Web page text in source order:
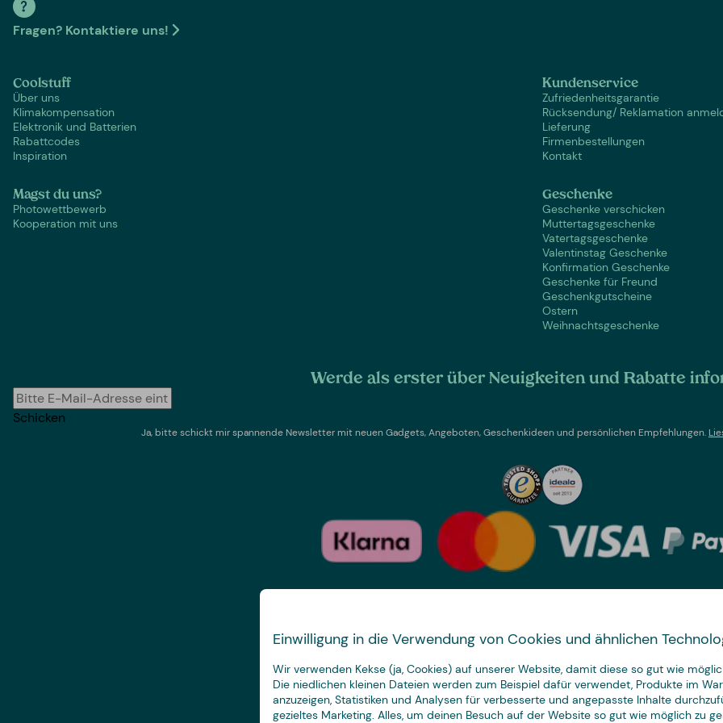
Einwilligung in die Verwendung von Cookies und ähnlichen
Wir verwenden Kekse (ja, Cookies) auf unserer Website, damit diese so gut wie
Die niedlichen kleinen Dateien werden zum Beispiel dafür verwendet, Produkte im
anzuzeigen, Statistiken und Analysen für verbesserte und angepasste Inhalte
gezieltes Marketing. Alles, um deinen Besuch auf der Website so gut wie möglich zu
Fragen? Kontaktiere uns!
Coolstuff
Über uns
Klimakompensation
Elektronik und Batterien
Rabattcodes
Inspiration
Kundenservice
Zufriedenheitsgarantie
Rücksendung/ Reklamation
Lieferung
Firmenbestellungen
Kontakt
Magst du uns?
Photowettbewerb
Kooperation mit uns
Geschenke
Geschenke verschicken
Muttertagsgeschenke
Vatertagsgeschenke
Valentinstag Geschenke
Konfirmation Geschenke
Geschenke für Freund
Geschenkgutscheine
Ostern
Weihnachtsgeschenke
Werde als erster über Neuigkeiten und Rabatte
Schicken
Ja, bitte schickt mir spannende Newsletter mit neuen Gadgets, Angeboten, Geschenkideen und persönlichen Empfehlungen.
We have
just the thing.